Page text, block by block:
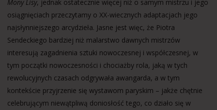
Mony Lisy, jednak ostatecznie więcej niż o samym mistrzu i jego
osiągnięciach przeczytamy o XX-wiecznych adaptacjach jego
najsłynniejszego arcydzieła. Jasne jest więc, że Piotra
Sendeckiego bardziej niż malarstwo dawnych mistrzów
interesują zagadnienia sztuki nowoczesnej i współczesnej, w
tym początki nowoczesności i chociażby rola, jaką w tych
rewolucyjnych czasach odgrywała awangarda, a w tym
kontekście przyjrzenie się wystawom paryskim – jakże chętnie
celebrującym niewątpliwą doniosłość tego, co działo się w